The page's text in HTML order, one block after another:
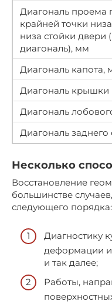
Диагональ проема
крайней точки
низа стойки двери
диагональ), мм
Диагональ капота,
Диагональ крышки
Диагональ
Диагональ
Несколько
Восстановление
большинстве
следующего порядка:
Диагностику
деформации и
и так далее;
Работы,